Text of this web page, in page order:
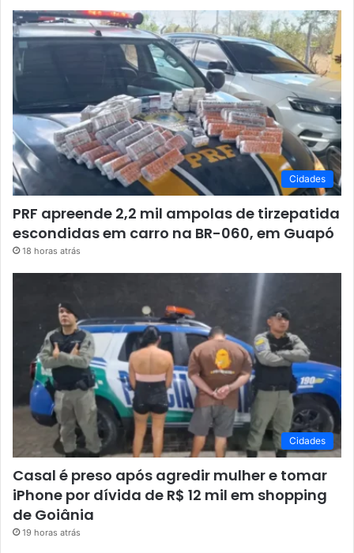
Cidades
PRF apreende 2,2 mil ampolas de tirzepatida
escondidas em carro na BR-060, em Guapó
18 horas atrás
Cidades
Casal é preso após agredir mulher e tomar
iPhone por dívida de R$ 12 mil em shopping
de Goiânia
19 horas atrás